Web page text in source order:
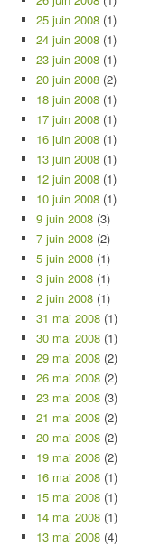
25 juin 2008 (1)
24 juin 2008 (1)
23 juin 2008 (1)
20 juin 2008 (2)
18 juin 2008 (1)
17 juin 2008 (1)
16 juin 2008 (1)
13 juin 2008 (1)
12 juin 2008 (1)
10 juin 2008 (1)
9 juin 2008 (3)
7 juin 2008 (2)
5 juin 2008 (1)
3 juin 2008 (1)
2 juin 2008 (1)
31 mai 2008 (1)
30 mai 2008 (1)
29 mai 2008 (2)
26 mai 2008 (2)
23 mai 2008 (3)
21 mai 2008 (2)
20 mai 2008 (2)
19 mai 2008 (2)
16 mai 2008 (1)
15 mai 2008 (1)
14 mai 2008 (1)
13 mai 2008 (4)